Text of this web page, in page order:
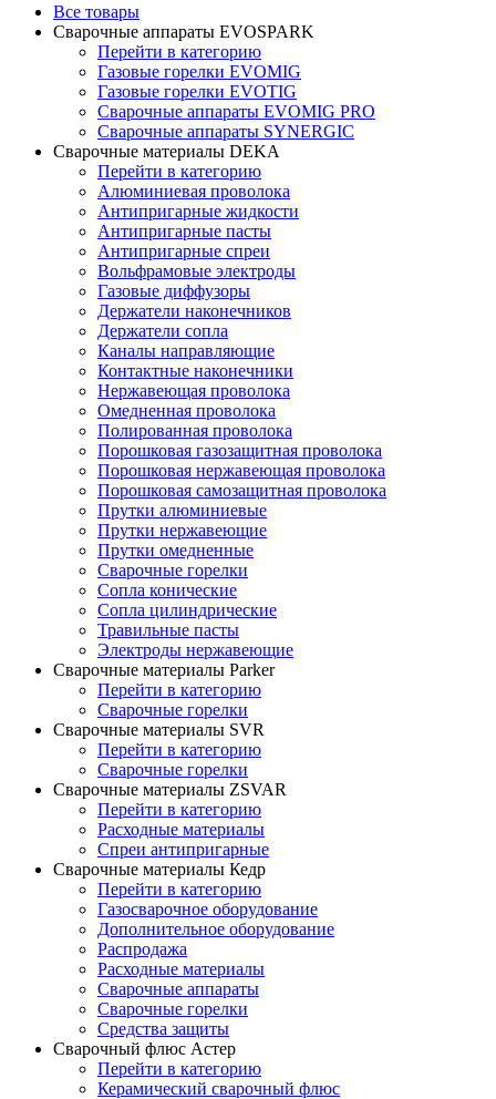
Все товары
Сварочные аппараты EVOSPARK
Перейти в категорию
Газовые горелки EVOMIG
Газовые горелки EVOTIG
Сварочные аппараты EVOMIG PRO
Сварочные аппараты SYNERGIC
Сварочные материалы DEKA
Перейти в категорию
Алюминиевая проволока
Антипригарные жидкости
Антипригарные пасты
Антипригарные спреи
Вольфрамовые электроды
Газовые диффузоры
Держатели наконечников
Держатели сопла
Каналы направляющие
Контактные наконечники
Нержавеющая проволока
Омедненная проволока
Полированная проволока
Порошковая газозащитная проволока
Порошковая нержавеющая проволока
Порошковая самозащитная проволока
Прутки алюминиевые
Прутки нержавеющие
Прутки омедненные
Сварочные горелки
Сопла конические
Сопла цилиндрические
Травильные пасты
Электроды нержавеющие
Сварочные материалы Parker
Перейти в категорию
Сварочные горелки
Сварочные материалы SVR
Перейти в категорию
Сварочные горелки
Сварочные материалы ZSVAR
Перейти в категорию
Расходные материалы
Спреи антипригарные
Сварочные материалы Кедр
Перейти в категорию
Газосварочное оборудование
Дополнительное оборудование
Распродажа
Расходные материалы
Сварочные аппараты
Сварочные горелки
Средства защиты
Сварочный флюс Астер
Перейти в категорию
Керамический сварочный флюс